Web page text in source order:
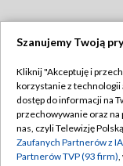
Abonament TVP
Emisja w TVP
Szanujemy Twoją
Kliknij "Akceptuję i
korzystanie z technologii
dostęp do informacji na
przechowywanie oraz
nas, czyli Telewizję
Zaufanych Partnerów z
Partnerów TVP (93 firm),